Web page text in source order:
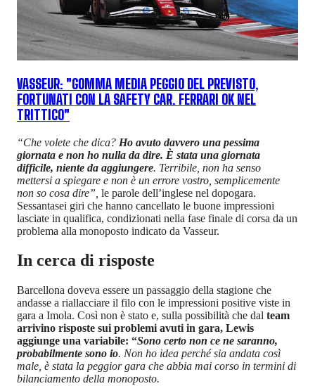
VASSEUR: "GOMMA MEDIA PEGGIO DEL PREVISTO,
FORTUNATI CON LA SAFETY CAR. FERRARI OK NEL
TRITTICO"
“Che volete che dica? Ho avuto davvero una pessima
giornata e non ho nulla da dire. È stata una giornata
difficile, niente da aggiungere. Terribile, non ha senso
mettersi a spiegare e non è un errore vostro, semplicemente
non so cosa dire”, le parole dell’inglese nel dopogara.
Sessantasei giri che hanno cancellato le buone impressioni
lasciate in qualifica, condizionati nella fase finale di corsa da un
problema alla monoposto indicato da Vasseur.
In cerca di risposte
Barcellona doveva essere un passaggio della stagione che
andasse a riallacciare il filo con le impressioni positive viste in
gara a Imola. Così non è stato e, sulla possibilità che dal team
arrivino risposte sui problemi avuti in gara, Lewis
aggiunge una variabile: “Sono certo non ce ne saranno,
probabilmente sono io. Non ho idea perché sia andata così
male, è stata la peggior gara che abbia mai corso in termini di
bilanciamento della monoposto.